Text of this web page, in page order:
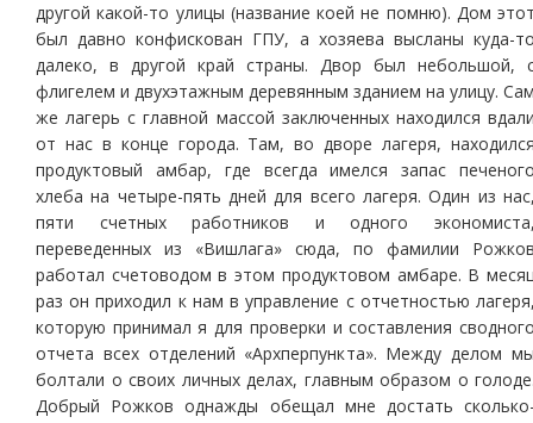
другой какой-то улицы (название коей не помню). Дом
был давно конфискован ГПУ, а хозяева высланы куда-
далеко, в другой край страны. Двор был небольшой,
флигелем и двухэтажным деревянным зданием на улицу.
же лагерь с главной массой заключенных находился
от нас в конце города. Там, во дворе лагеря,
продуктовый амбар, где всегда имелся запас
хлеба на четыре-пять дней для всего лагеря. Один из
пяти счетных работников и одного
переведенных из «Вишлага» сюда, по фамилии
работал счетоводом в этом продуктовом амбаре. В
раз он приходил к нам в управление с отчетностью
которую принимал я для проверки и составления
отчета всех отделений «Архперпункта». Между делом
болтали о своих личных делах, главным образом о
Добрый Рожков однажды обещал мне достать